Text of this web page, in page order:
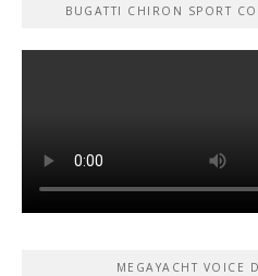
BUGATTI CHIRON SPORT
MEGAYACHT VOICE